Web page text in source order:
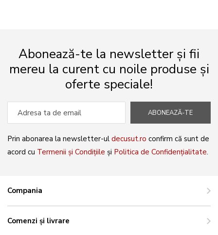
Abonează-te la newsletter și fii
mereu la curent cu noile produse și
oferte speciale!
ABONEAZĂ-TE
Prin abonarea la newsletter-ul decusut.ro confirm că sunt de
acord cu Termenii și Condițiile și Politica de Confidențialitate.
Compania
Comenzi și livrare